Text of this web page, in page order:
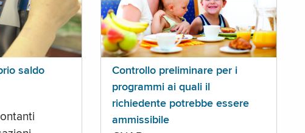
saldo
Controllo preliminare per i
programmi ai quali il
richiedente potrebbe essere
ammissibile